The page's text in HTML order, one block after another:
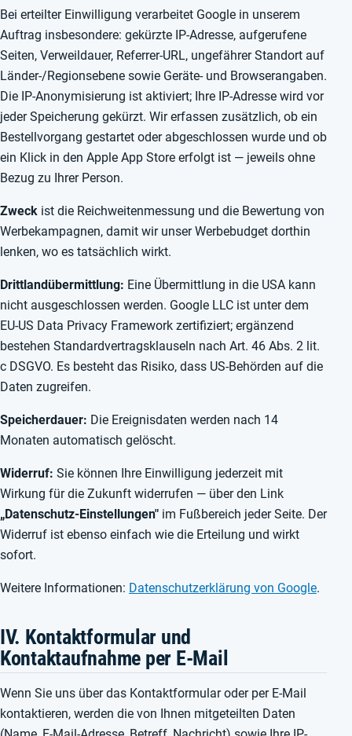
Bei erteilter Einwilligung verarbeitet Google in unserem
Auftrag insbesondere: gekürzte IP-Adresse, aufgerufene
Seiten, Verweildauer, Referrer-URL, ungefährer Standort auf
Länder-/Regionsebene sowie Geräte- und Browserangaben.
Die IP-Anonymisierung ist aktiviert; Ihre IP-Adresse wird vor
jeder Speicherung gekürzt. Wir erfassen zusätzlich, ob ein
Bestellvorgang gestartet oder abgeschlossen wurde und ob
ein Klick in den Apple App Store erfolgt ist — jeweils ohne
Bezug zu Ihrer Person.
Zweck ist die Reichweitenmessung und die Bewertung von
Werbekampagnen, damit wir unser Werbebudget dorthin
lenken, wo es tatsächlich wirkt.
Drittlandübermittlung: Eine Übermittlung in die USA kann
nicht ausgeschlossen werden. Google LLC ist unter dem
EU-US Data Privacy Framework zertifiziert; ergänzend
bestehen Standardvertragsklauseln nach Art. 46 Abs. 2 lit.
c DSGVO. Es besteht das Risiko, dass US-Behörden auf die
Daten zugreifen.
Speicherdauer: Die Ereignisdaten werden nach 14
Monaten automatisch gelöscht.
Widerruf: Sie können Ihre Einwilligung jederzeit mit
Wirkung für die Zukunft widerrufen — über den Link
„Datenschutz-Einstellungen" im Fußbereich jeder Seite. Der
Widerruf ist ebenso einfach wie die Erteilung und wirkt
sofort.
Weitere Informationen: Datenschutzerklärung von Google.
IV. Kontaktformular und
Kontaktaufnahme per E-Mail
Wenn Sie uns über das Kontaktformular oder per E-Mail
kontaktieren, werden die von Ihnen mitgeteilten Daten